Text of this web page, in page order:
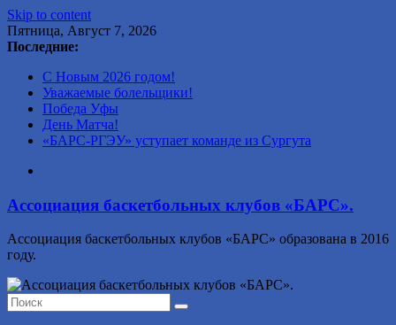
Skip to content
Пятница, Август 7, 2026
Последние:
С Новым 2026 годом!
Уважаемые болельщики!
Победа Уфы
День Матча!
«БАРС-РГЭУ» уступает команде из Сургута
Ассоциация баскетбольных клубов «БАРС».
Ассоциация баскетбольных клубов «БАРС» образована в 2016
году.